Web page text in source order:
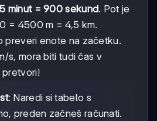
minut = 900 sekund. Pot je
= 4500 m = 4,5 km.
preveri enote na začetku.
s, mora biti tudi čas v
pretvori!
: Naredi si tabelo s
preden začneš računati.